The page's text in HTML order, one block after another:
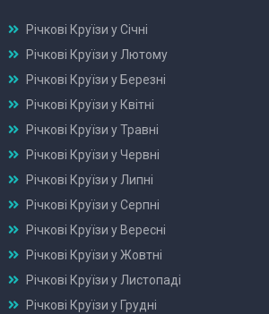
Річкові Круїзи у Січні
Річкові Круїзи у Лютому
Річкові Круїзи у Березні
Річкові Круїзи у Квітні
Річкові Круїзи у Травні
Річкові Круїзи у Червні
Річкові Круїзи у Липні
Річкові Круїзи у Серпні
Річкові Круїзи у Вересні
Річкові Круїзи у Жовтні
Річкові Круїзи у Листопаді
Річкові Круїзи у Грудні